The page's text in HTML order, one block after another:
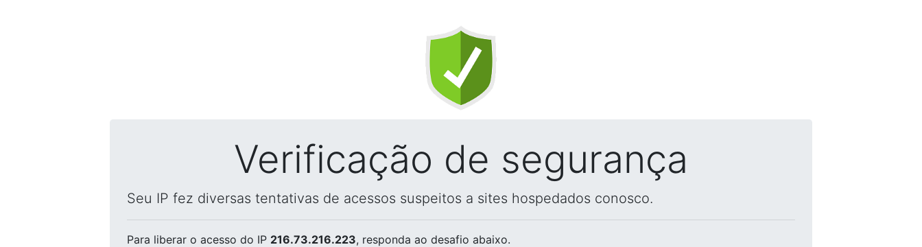
Verificação de segurança
Seu IP fez diversas tentativas de acessos suspeitos a sites hospedados conosco.
Para liberar o acesso do IP 216.73.216.223, responda ao desafio abaixo.